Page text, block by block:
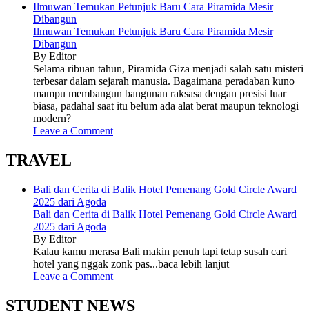
Ilmuwan Temukan Petunjuk Baru Cara Piramida Mesir
Dibangun
Ilmuwan Temukan Petunjuk Baru Cara Piramida Mesir
Dibangun
By Editor
Selama ribuan tahun, Piramida Giza menjadi salah satu misteri
terbesar dalam sejarah manusia. Bagaimana peradaban kuno
mampu membangun bangunan raksasa dengan presisi luar
biasa, padahal saat itu belum ada alat berat maupun teknologi
modern?
Leave a Comment
TRAVEL
Bali dan Cerita di Balik Hotel Pemenang Gold Circle Award
2025 dari Agoda
Bali dan Cerita di Balik Hotel Pemenang Gold Circle Award
2025 dari Agoda
By Editor
Kalau kamu merasa Bali makin penuh tapi tetap susah cari
hotel yang nggak zonk pas...baca lebih lanjut
Leave a Comment
STUDENT NEWS